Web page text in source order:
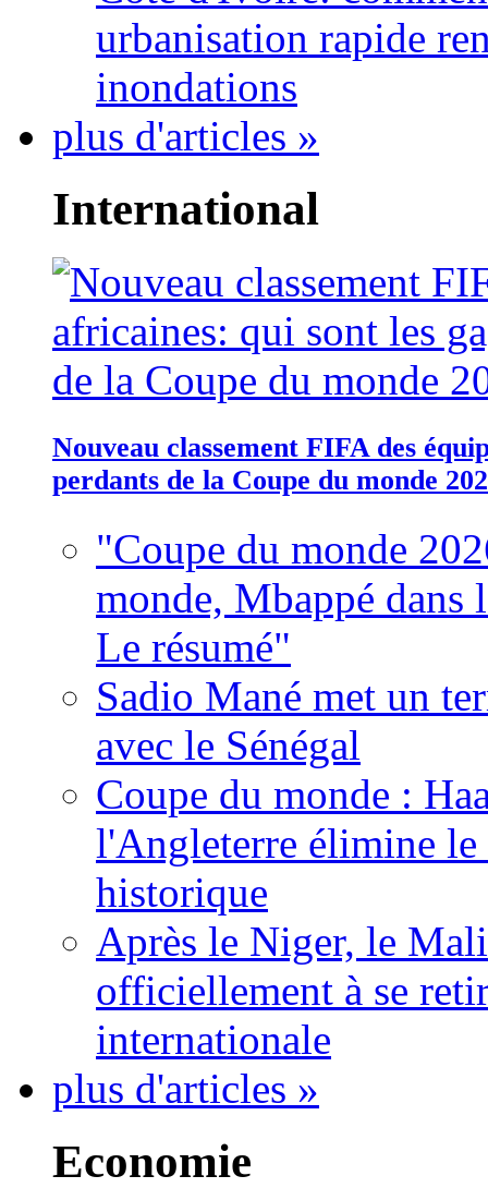
urbanisation rapide
inondations
plus d'articles »
International
Nouveau classement FIFA des
perdants de la Coupe du monde
"Coupe du monde
monde, Mbappé dans
Le résumé"
Sadio Mané met un
avec le Sénégal
Coupe du monde :
l'Angleterre élimine
historique
Après le Niger, le
officiellement à se
internationale
plus d'articles »
Economie